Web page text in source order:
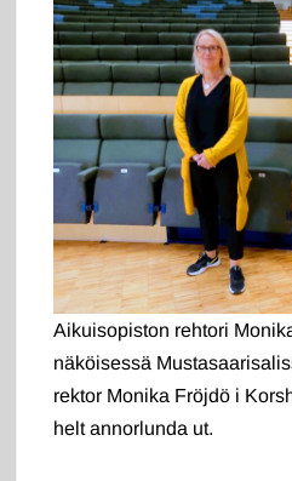
Aikuisopiston rehtori
näköisessä
rektor Monika Fröjdö i
helt annorlunda ut.